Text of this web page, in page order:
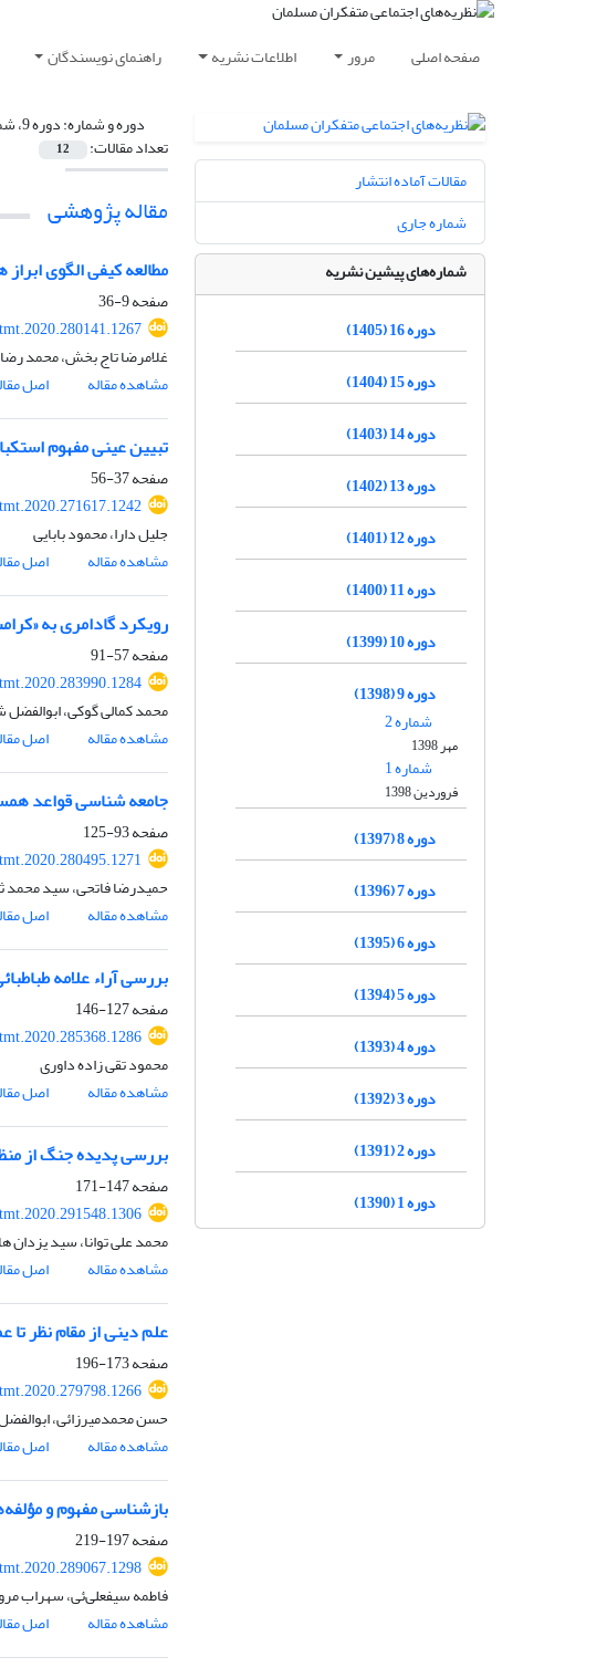
صفحه اصلی مرور اطلاعات نشریه راهنمای نویسندگان
دوره و شماره:دوره 9، شماره 2 - شماره پیاپی 17، مهر 1398
تعداد مقالات: 12
مقاله پژوهشی
مطالعه کیفی الگوی
صفحه9-36
غلامرضا تاج بخش، محمد
مشاهده مقاله
اصل
تبیین عینی مفهوم
صفحه37-56
جلیل دارا، محمود بابایی
مشاهده مقاله
اصل
رویکرد گادامری به
صفحه57-91
محمد کمالی گوکی،
مشاهده مقاله
اصل
جامعه شناسی قواعد
صفحه93-125
حمیدرضا فاتحی، سید محمد
مشاهده مقاله
اصل
بررسی آراء علامه
صفحه127-146
محمود تقی زاده داوری
مشاهده مقاله
اصل
بررسی پدیده جنگ از
صفحه147-171
محمد علی توانا، سید
مشاهده مقاله
اصل
علم دینی از مقام نظر
صفحه173-196
حسن محمدمیرزائی،
مشاهده مقاله
اصل
بازشناسی مفهوم و
صفحه197-219
فاطمه سیفعلی‌ئی، سهراب
مشاهده مقاله
اصل
مقالات آماده انتشار
شماره جاری
شماره‌های پیشین نشریه
دوره 16 (1405)
دوره 15 (1404)
دوره 14 (1403)
دوره 13 (1402)
دوره 12 (1401)
دوره 11 (1400)
دوره 10 (1399)
دوره 9 (1398)
شماره 2
مهر 1398
شماره 1
فروردین 1398
دوره 8 (1397)
دوره 7 (1396)
دوره 6 (1395)
دوره 5 (1394)
دوره 4 (1393)
دوره 3 (1392)
دوره 2 (1391)
دوره 1 (1390)